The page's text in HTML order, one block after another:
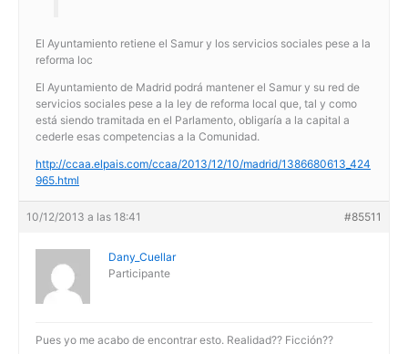
El Ayuntamiento retiene el Samur y los servicios sociales pese a la
reforma loc
El Ayuntamiento de Madrid podrá mantener el Samur y su red de
servicios sociales pese a la ley de reforma local que, tal y como
está siendo tramitada en el Parlamento, obligaría a la capital a
cederle esas competencias a la Comunidad.
http://ccaa.elpais.com/ccaa/2013/12/10/madrid/1386680613_424
965.html
10/12/2013 a las 18:41 #85511
Dany_Cuellar
Participante
Pues yo me acabo de encontrar esto. Realidad?? Ficción??